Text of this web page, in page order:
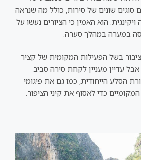
סוגים שונים של סירות, כולל מה שנראה
הוא האמין כי הציורים נעשו על
במערה במהלך סערה.
בשל הפעילות המקומית של קציר
אבל עדיין מעניין לקחת סירה סביב
הסלע הייחודית, כמו גם את פיגומי
כדי לאסוף את קיני הציפור.